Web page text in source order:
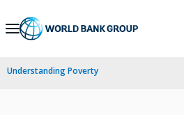
Skip
Navigation
Understanding Poverty